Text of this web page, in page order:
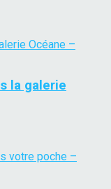
la galerie